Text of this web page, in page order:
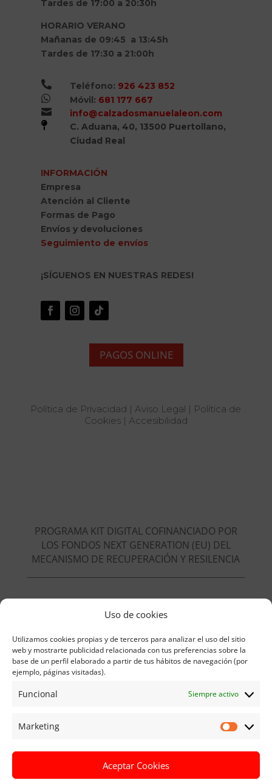
Uso de cookies
Utilizamos cookies propias y de terceros para analizar el uso del sitio
web y mostrarte publicidad relacionada con tus preferencias sobre la
base de un perfil elaborado a partir de tus hábitos de navegación (por
ejemplo, páginas visitadas).
Funcional Siempre activo
Marketing
Aceptar Cookies
Tardes de 17:00 a 20:30h
HORARIO VERANO
Mañanas de 09:45 a 13:45h
Tardes de 17:30 a 21:00h
 Teléfono: 926 423 852
 Móvil: 681 177 667
 info@calzadosmanuelaleon.com

C. Aduana, 40, 13500 Puertollano,
Ciudad Real
INFORMACIÓN
Empresa
Atención al Cliente
Formas de Pago
Envíos y devoluciones
Seguimiento de envíos
¡SÍGUENOS EN NUESTRAS REDES!
PAGOS ONLINE
Política de Privacidad |Aviso Legal | Política de
Cookies| Accesibilidad
PROGRAMA KIT DIGITAL COFINANCIADO POR
LOS FONDOS NEXT GENERATION (EU) DEL
MECANISMO DE RECUPERACIÓN Y RESILENCIA
Beneficiario del Kit Digital:
RAZÓN SOCIAL:Pablo Manuel Ruiz León
NIF:05917787w